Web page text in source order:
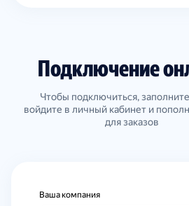
Подключение
Чтобы подключиться,
войдите в личный кабинет и
для заказов
Ваша компания